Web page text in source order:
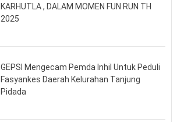
KARHUTLA , DALAM MOMEN FUN RUN TH
2025
GEPSI Mengecam Pemda Inhil Untuk Peduli
Fasyankes Daerah Kelurahan Tanjung
Pidada